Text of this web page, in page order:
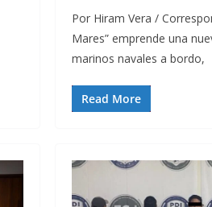
Por Hiram Vera /
Mares” emprende una
marinos navales a bordo,
Read More